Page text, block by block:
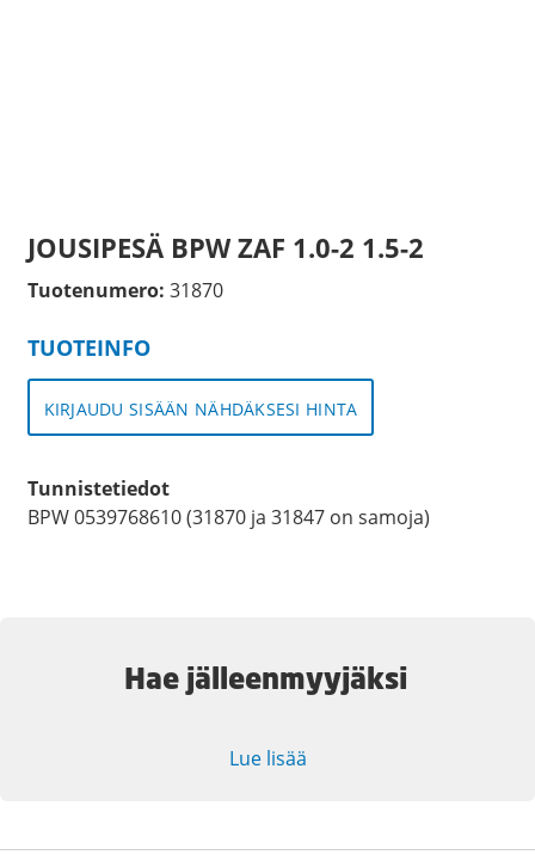
JOUSIPESÄ BPW ZAF 1.0-2 1.5-2
Tuotenumero: 31870
TUOTEINFO
KIRJAUDU SISÄÄN NÄHDÄKSESI HINTA
Tunnistetiedot
BPW 0539768610 (31870 ja 31847 on samoja)
Hae jälleenmyyjäksi
Lue lisää